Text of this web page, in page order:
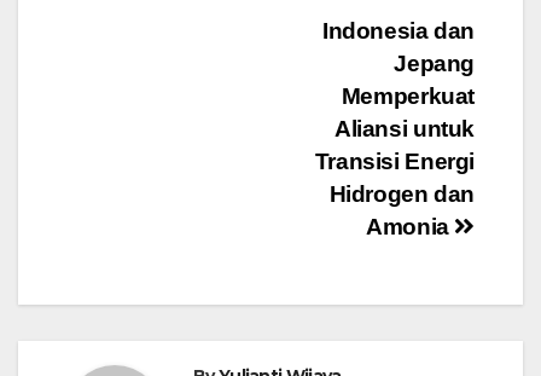
Indonesia dan
Jepang
Memperkuat
Aliansi untuk
Transisi Energi
Hidrogen dan
Amonia